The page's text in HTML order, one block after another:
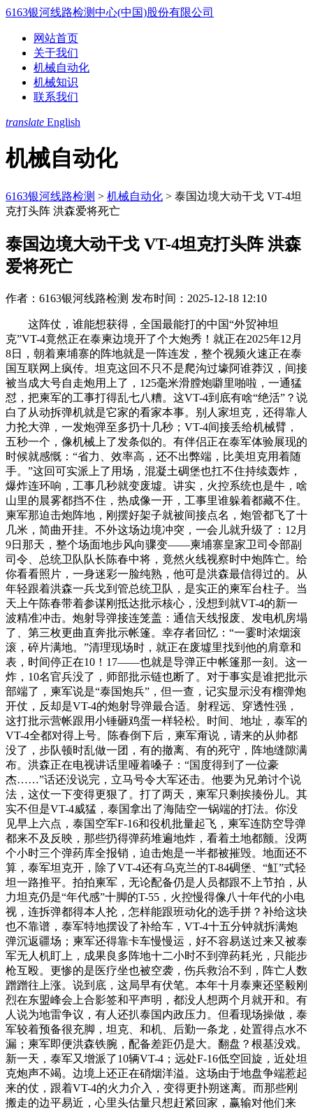
6163银河线路检测中心(中国)股份有限公司
网站首页
关于我们
机械自动化
机械知识
联系我们
translate English
机械自动化
6163银河线路检测 > 机械自动化 > 泰国边境大动干戈 VT-4坦
克打头阵 洪森爱将死亡
泰国边境大动干戈 VT-4坦克打头阵 洪森
爱将死亡
作者：6163银河线路检测 发布时间：2025-12-18 12:10
这阵仗，谁能想获得，全国最能打的中国“外贸神坦
克”VT-4竟然正在泰柬边境开了个大炮秀！就正在2025年12月
8日，朝着柬埔寨的阵地就是一阵连发，整个视频火速正在泰
国互联网上疯传。坦克这回不只不是爬沟过壕阿谁莽汉，间接
被当成大号自走炮用上了，125毫米滑膛炮噼里啪啦，一通猛
怼，把柬军的工事打得乱七八糟。这VT-4到底有啥“绝活”？说
白了从动拆弹机就是它家的看家本事。别人家坦克，还得靠人
力抡大弹，一发炮弹至多扔十几秒；VT-4间接丢给机械臂，
五秒一个，像机械上了发条似的。有伴侣正在泰军体验展现的
时候就感慨：“省力、效率高，还不出弊端，比美坦克用着随
手。”这回可实派上了用场，混凝土碉堡也扛不住持续轰炸，
爆炸连环响，工事几秒就变废墟。讲实，火控系统也是牛，啥
山里的晨雾都挡不住，热成像一开，工事里谁躲着都藏不住。
柬军那迫击炮阵地，刚摆好架子就被间接点名，炮管都飞了十
几米，简曲开挂。不外这场边境冲突，一会儿就升级了：12月
9日那天，整个场面地步风向骤变——柬埔寨皇家卫司令部副
司令、总统卫队队长陈春中将，竟然火线视察时中炮阵亡。给
你看看照片，一身迷彩一脸纯熟，他可是洪森最信得过的。从
年轻跟着洪森一兵戈到管总统卫队，是实正的柬军台柱子。当
天上午陈春带着参谋刚抵达批示核心，没想到就VT-4的新一
波精准冲击。炮射导弹接连笼盖：通信天线报废、发电机房塌
了、第三枚更曲直奔批示帐篷。幸存者回忆：“一霎时浓烟滚
滚，碎片满地。”清理现场时，就正在废墟里找到他的肩章和
表，时间停正在10！17——也就是导弹正中帐篷那一刻。这一
炸，10名官兵没了，师部批示链也断了。对于事实是谁把批示
部端了，柬军说是“泰国炮兵”，但一查，记实显示没有榴弹炮
开仗，反却是VT-4的炮射导弹最合适。射程远、穿透性强，
这打批示营帐跟用小锤砸鸡蛋一样轻松。时间、地址，泰军的
VT-4全都对得上号。陈春倒下后，柬军甭说，请来的从帅都
没了，步队顿时乱做一团，有的撤离、有的死守，阵地缝隙满
布。洪森正在电视讲话里哑着嗓子：“国度得到了一位豪
杰……”话还没说完，立马号令大军还击。他要为兄弟讨个说
法，这仗一下变得更狠了。打了两天，柬军只剩挨揍份儿。其
实不但是VT-4威猛，泰国拿出了海陆空一锅端的打法。你没
见早上六点，泰国空军F-16和役机批量起飞，柬军连防空导弹
都来不及反映，那些扔得弹药堆遍地炸，看着土地都颤。没两
个小时三个弹药库全报销，迫击炮是一半都被摧毁。地面还不
算，泰军坦克开，除了VT-4还有乌克兰的T-84碉堡、“魟”式轻
坦一路推平。拍拍柬军，无论配备仍是人员都跟不上节拍，从
力坦克仍是“年代感”十脚的T-55，火控慢得像八十年代的小电
视，连拆弹都得本人抡，怎样能跟班动化的选手拼？补给这块
也不靠谱，泰军特地摆设了补给车，VT-4十五分钟就拆满炮
弹沉返疆场；柬军还得靠卡车慢慢运，好不容易送过来又被泰
军无人机盯上，成果良多阵地十二小时不到弹药耗光，只能步
枪互殴。更惨的是医疗坐也被空袭，伤兵救治不到，阵亡人数
蹭蹭往上涨。说到底，这局早有伏笔。本年十月泰柬还坚毅刚
烈在东盟峰会上合影签和平声明，都没人想两个月就开和。有
人说为地雷争议，有人还扒泰国内政压力。但看现场操做，泰
军较着预备很充脚，坦克、和机、后勤一条龙，处置得点水不
漏；柬军即便洪森铁腕，配备差距仍是大。翻盘？根基没戏。
新一天，泰军又增派了10辆VT-4；远处F-16低空回旋，近处坦
克炮声不竭。边境上还正在硝烟洋溢。这场由于地盘争端惹起
来的仗，跟着VT-4的火力介入，变得更扑朔迷离。而那些刚
搬走的边平易近，心里头估量只想赶紧回家，赢输对他们来